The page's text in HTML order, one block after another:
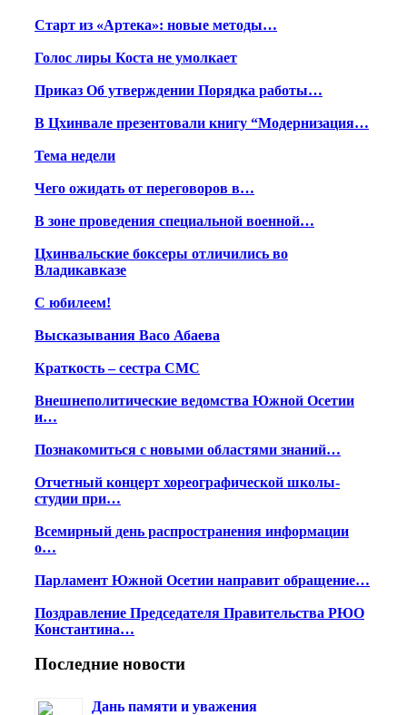
Старт из «Артека»: новые методы…
Голос лиры Коста не умолкает
Приказ Об утверждении Порядка работы…
В Цхинвале презентовали книгу “Модернизация…
Тема недели
Чего ожидать от переговоров в…
В зоне проведения специальной военной…
Цхинвальские боксеры отличились во
Владикавказе
С юбилеем!
Высказывания Bасо Абаева
Краткость – сестра СМС
Внешнеполитические ведомства Южной Осетии
и…
Познакомиться с новыми областями знаний…
Отчетный концерт хореографической школы-
студии при…
Всемирный день распространения информации
о…
Парламент Южной Осетии направит обращение…
Поздравление Председателя Правительства РЮО
Константина…
Последние новости
Дань памяти и уважения